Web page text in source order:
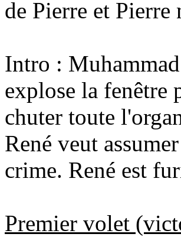
de Pierre et Pierre
Intro :
explose la
chuter toute
René veut
crime. René est
Premier volet